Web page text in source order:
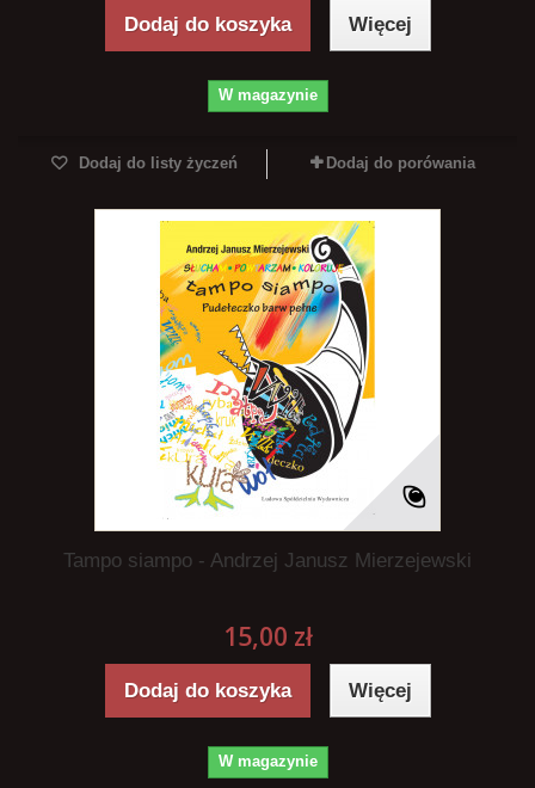
Dodaj do koszyka Więcej
W magazynie
Dodaj do listy życzeń Dodaj do porówania
Tampo siampo - Andrzej Janusz Mierzejewski
15,00 zł
Dodaj do koszyka Więcej
W magazynie